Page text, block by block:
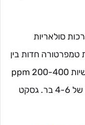
סולאריות
טמפרטורה חדות בין
לילה לצהרי יום, מי ישראל הקשים (קשיות 200-400 ppm
CaCO3 באזורים רבים), ולחצי עבודה של 4-6 בר. גסקט